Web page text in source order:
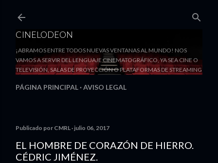
CINELODEON
¡ABRAMOS ENTRE TODOS NUEVAS VENTANAS AL MUNDO! NOS
VAMOS A SERVIR DEL LENGUAJE CINEMATOGRÁFICO, YA SEA CINE O
TELEVISIÓN, SALAS DE PROYECCIÓN O PLATAFORMAS DE STREAMING
PÁGINA PRINCIPAL AVISO LEGAL
Publicado por CMRL julio 06, 2017
EL HOMBRE DE CORAZÓN DE HIERRO.
CÉDRIC JIMÉNEZ.